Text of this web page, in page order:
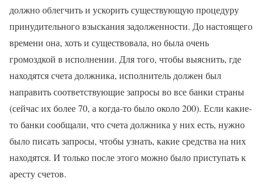
должно облегчить и ускорить существующую процедуру
принудительного взыскания задолженности. До настоящего
времени она, хоть и существовала, но была очень
громоздкой в исполнении. Для того, чтобы выяснить, где
находятся счета должника, исполнитель должен был
направить соответствующие запросы во все банки страны
(сейчас их более 70, а когда-то было около 200). Если какие-
то банки сообщали, что счета должника у них есть, нужно
было писать запросы, чтобы узнать, какие средства на них
находятся. И только после этого можно было приступать к
аресту счетов.